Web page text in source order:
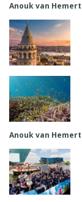
Anouk van Hemert
Anouk van Hemert